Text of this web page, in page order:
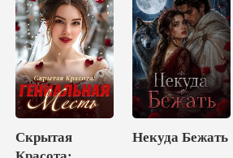
Скрытая
Некуда Бежать